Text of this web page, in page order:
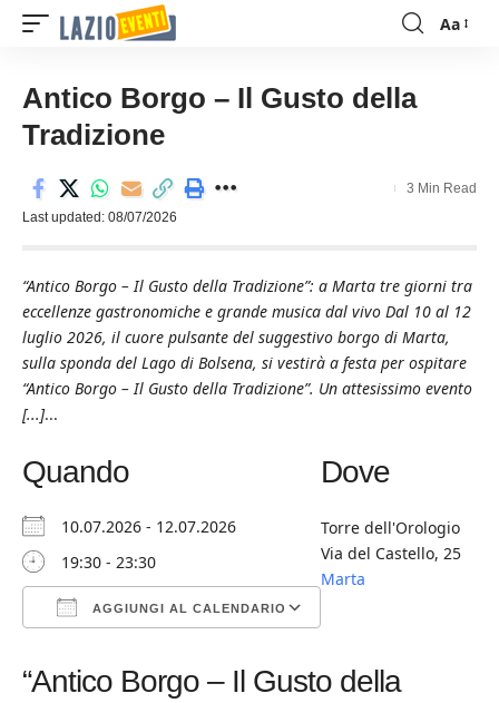
Font
Aa
Antico Borgo – Il Gusto della
Tradizione
Last updated: 08/07/2026
3 Min Read
“Antico Borgo – Il Gusto della Tradizione”: a Marta tre giorni tra
eccellenze gastronomiche e grande musica dal vivo Dal 10 al 12
luglio 2026, il cuore pulsante del suggestivo borgo di Marta,
sulla sponda del Lago di Bolsena, si vestirà a festa per ospitare
“Antico Borgo – Il Gusto della Tradizione”. Un attesissimo evento
[...]...
Quando
10.07.2026 - 12.07.2026
19:30 - 23:30
AGGIUNGI AL CALENDARIO
Dove
Torre dell'Orologio
Via del Castello, 25
Marta
“Antico Borgo – Il Gusto della